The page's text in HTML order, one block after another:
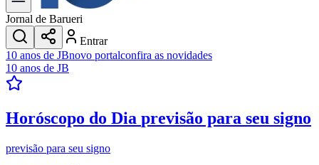
Dia a Dia & Lazer
Transportes
Gastronomia
Cinema & Shows
JogosNovo
Para Sua Empresa
Anuncie no Portal
Cadastrar Empresa
Divulgar Vagas
Publicidade Legal
Jornal de Barueri
Entrar
10 anos de JBnovo portalconfira as novidades
10 anos de JB
Horóscopo do Dia previsão para seu signo
previsão para seu signo